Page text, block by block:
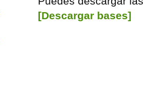
[Descargar bases]